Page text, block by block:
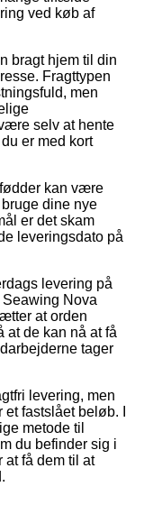
ved køb af
bragt hjem til din
Fragttypen
men
selv at hente
er med kort
kan være
dine nye
er det skam
leveringsdato på
levering på
Nova
at orden
de kan nå at få
tager
levering, men
fastslået beløb. I
metode til
du befinder sig i
få dem til at